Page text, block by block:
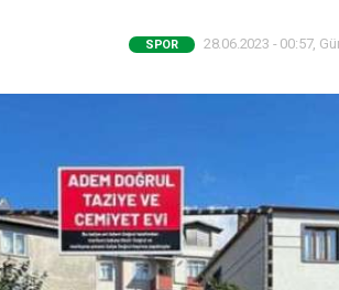
SPOR 28.06.2023 - 00:57,